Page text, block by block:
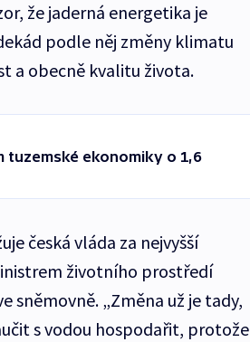
že jaderná energetika je
podle něj změny klimatu
a obecně kvalitu života.
tuzemské ekonomiky o 1,6
česká vláda za nejvyšší
životního prostředí
sněmovně. „Změna už je tady,
s vodou hospodařit, protože